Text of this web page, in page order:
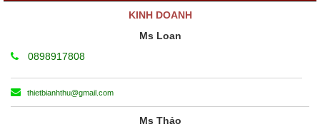
KINH DOANH
Ms Loan
0898917808
thietbianhthu@gmail.com
Ms Thảo